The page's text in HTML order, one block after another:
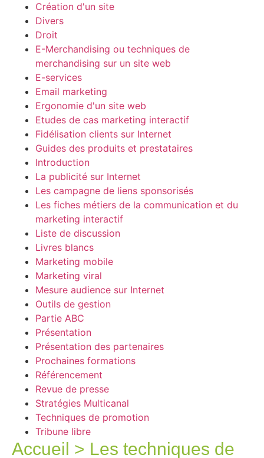
Création d'un site
Divers
Droit
E-Merchandising ou techniques de
merchandising sur un site web
E-services
Email marketing
Ergonomie d'un site web
Etudes de cas marketing interactif
Fidélisation clients sur Internet
Guides des produits et prestataires
Introduction
La publicité sur Internet
Les campagne de liens sponsorisés
Les fiches métiers de la communication et du
marketing interactif
Liste de discussion
Livres blancs
Marketing mobile
Marketing viral
Mesure audience sur Internet
Outils de gestion
Partie ABC
Présentation
Présentation des partenaires
Prochaines formations
Référencement
Revue de presse
Stratégies Multicanal
Techniques de promotion
Tribune libre
Accueil > Les techniques de